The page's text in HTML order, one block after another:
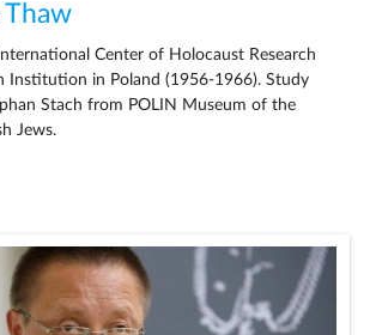
Center of Holocaust Research
Institution in Poland (1956-1966). Study
Stach from POLIN Museum of the
Jews.